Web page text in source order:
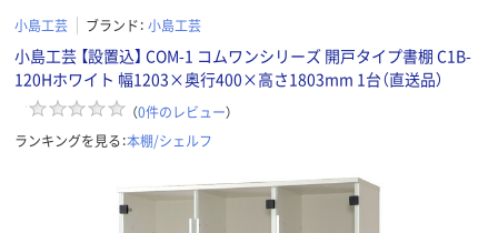
小島工芸 ブランド： 小島工芸
小島工芸 【設置込】 COM-1 コムワンシリーズ 開戸タイプ書棚 C1B-
120Hホワイト 幅1203×奥行400×高さ1803mm 1台（直送品）
（0件のレビュー）
ランキングを見る：本棚/シェルフ